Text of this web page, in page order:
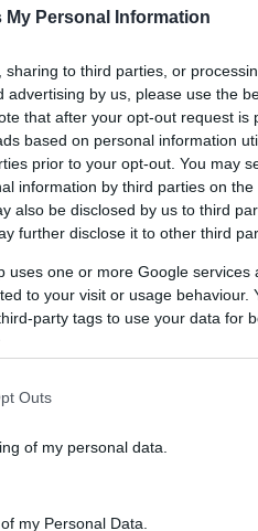
My Personal Information
to third parties, or
advertising by us, please use the
that after your opt-out request is
based on personal information
prior to your opt-out. You may
information by third parties on the
also be disclosed by us to third
further disclose it to other third
uses one or more Google
to your visit or usage behaviour.
party tags to use your data for
Outs
of my personal data.
my Personal Data.